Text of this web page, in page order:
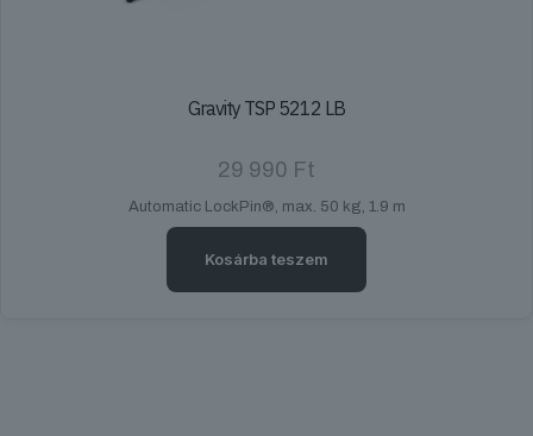
Gravity TSP 5212 LB
29 990 Ft
Automatic LockPin®, max. 50 kg, 1.9 m
Kosárba teszem